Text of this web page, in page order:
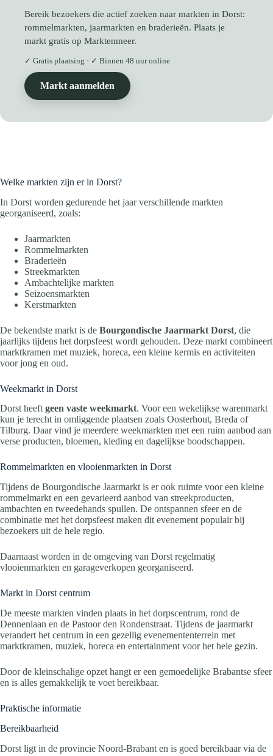
Bereik bezoekers die actief zoeken naar markten in Dorst:
rommelmarkten, jaarmarkten en braderieën. Plaats je
markt gratis op Marktenmeer.
✓ Gratis plaatsing · ✓ Binnen 48 uur online
Markt aanmelden
Welke markten zijn er in Dorst?
In Dorst worden gedurende het jaar verschillende markten
georganiseerd, zoals:
Jaarmarkten
Rommelmarkten
Braderieën
Streekmarkten
Ambachtelijke markten
Seizoensmarkten
Kerstmarkten
De bekendste markt is de Bourgondische Jaarmarkt Dorst, die
jaarlijks tijdens het dorpsfeest wordt gehouden. Deze markt combineert
marktkramen met muziek, horeca, een kleine kermis en activiteiten
voor jong en oud.
Weekmarkt in Dorst
Dorst heeft geen vaste weekmarkt. Voor een wekelijkse warenmarkt
kun je terecht in omliggende plaatsen zoals Oosterhout, Breda of
Tilburg. Daar vind je meerdere weekmarkten met een ruim aanbod aan
verse producten, bloemen, kleding en dagelijkse boodschappen.
Rommelmarkten en vlooienmarkten in Dorst
Tijdens de Bourgondische Jaarmarkt is er ook ruimte voor een kleine
rommelmarkt en een gevarieerd aanbod van streekproducten,
ambachten en tweedehands spullen. De ontspannen sfeer en de
combinatie met het dorpsfeest maken dit evenement populair bij
bezoekers uit de hele regio.
Daarnaast worden in de omgeving van Dorst regelmatig
vlooienmarkten en garageverkopen georganiseerd.
Markt in Dorst centrum
De meeste markten vinden plaats in het dorpscentrum, rond de
Dennenlaan en de Pastoor den Rondenstraat. Tijdens de jaarmarkt
verandert het centrum in een gezellig evenemententerrein met
marktkramen, muziek, horeca en entertainment voor het hele gezin.
Door de kleinschalige opzet hangt er een gemoedelijke Brabantse sfeer
en is alles gemakkelijk te voet bereikbaar.
Praktische informatie
Bereikbaarheid
Dorst ligt in de provincie Noord-Brabant en is goed bereikbaar via de